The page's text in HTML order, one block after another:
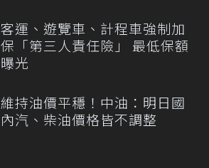
客運、遊覽車、計程車強制加
保「第三人責任險」 最低保額
曝光
維持油價平穩！中油：明日國
內汽、柴油價格皆不調整